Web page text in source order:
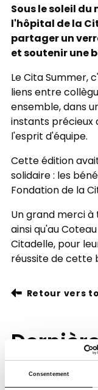
Consentement
Sous le soleil du
l'hôpital de la
partager un
et soutenir une
Le Cita Summer,
liens entre
ensemble, dans
instants précieux
l'esprit d'équipe.
Cette édition
solidaire : les
Fondation de la
Un grand merci
ainsi qu'au
Citadelle, pour
réussite de cette
Retour vers